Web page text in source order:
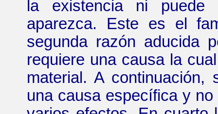
la existencia ni puede
aparezca. Este es el
segunda razón aducida
requiere una causa la
material. A
una causa específica y